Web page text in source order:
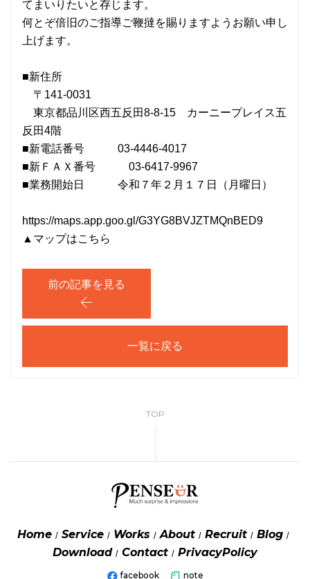
てまいりたいと存じます。
何とぞ倍旧のご指導ご鞭撻を賜りますようお願い申し
上げます。
■新住所
〒141-0031
東京都品川区西五反田8-8-15 カーニープレイス五
反田4階
■新電話番号 03-4446-4017
■新ＦＡＸ番号 03-6417-9967
■業務開始日 令和７年２月１７日（月曜日）
https://maps.app.goo.gl/G3YG8BVJZTMQnBED9
▲マップはこちら
前の記事を見る
一覧に戻る
TOP
Home Service Works About Recruit
Blog
Download
Contact PrivacyPolicy
facebook note